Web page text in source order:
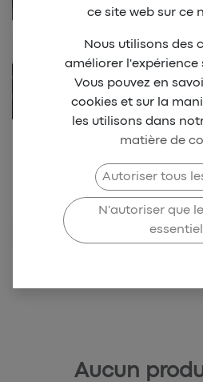
Retrouvez
Beach park
Aucun
ce site web sur ce
Nous utilisons des
améliorer l'expérience
Vous pouvez en
cookies et sur la
les utilisons dans
matière de
Autoriser tous
N'autoriser que